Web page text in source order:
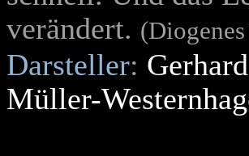
verändert.
Darsteller:
Müller-